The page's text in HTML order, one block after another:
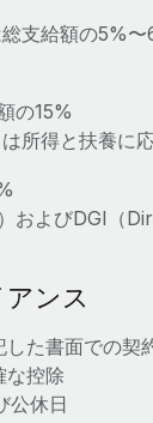
支給額の5%〜
の15%
所得と扶養に
およびDGI（
ンス
た書面での契
な控除
公休日